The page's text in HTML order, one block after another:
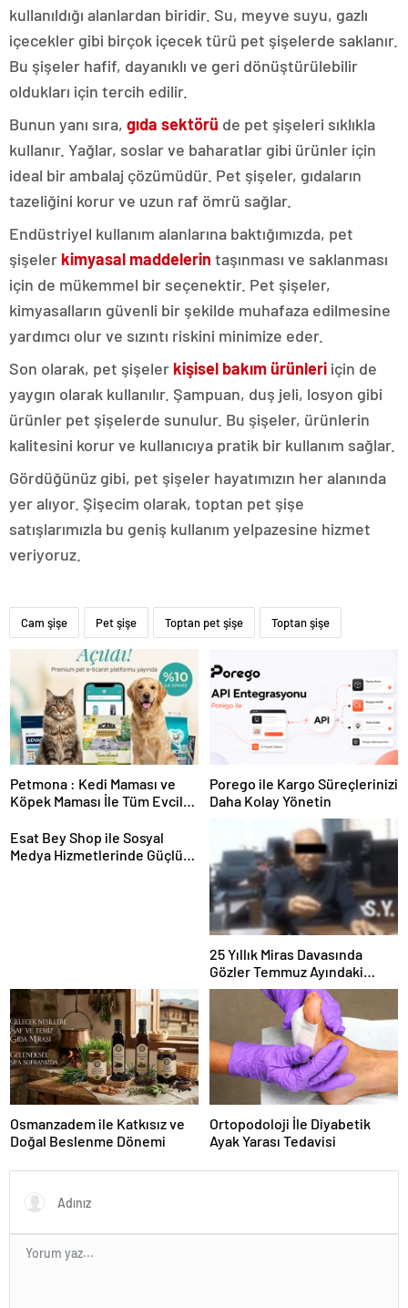
kullanıldığı alanlardan biridir. Su, meyve suyu, gazlı
içecekler gibi birçok içecek türü pet şişelerde saklanır.
Bu şişeler hafif, dayanıklı ve geri dönüştürülebilir
oldukları için tercih edilir.
Bunun yanı sıra, gıda sektörü de pet şişeleri sıklıkla
kullanır. Yağlar, soslar ve baharatlar gibi ürünler için
ideal bir ambalaj çözümüdür. Pet şişeler, gıdaların
tazeliğini korur ve uzun raf ömrü sağlar.
Endüstriyel kullanım alanlarına baktığımızda, pet
şişeler kimyasal maddelerin taşınması ve saklanması
için de mükemmel bir seçenektir. Pet şişeler,
kimyasalların güvenli bir şekilde muhafaza edilmesine
yardımcı olur ve sızıntı riskini minimize eder.
Son olarak, pet şişeler kişisel bakım ürünleri için de
yaygın olarak kullanılır. Şampuan, duş jeli, losyon gibi
ürünler pet şişelerde sunulur. Bu şişeler, ürünlerin
kalitesini korur ve kullanıcıya pratik bir kullanım sağlar.
Gördüğünüz gibi, pet şişeler hayatımızın her alanında
yer alıyor. Şişecim olarak, toptan pet şişe
satışlarımızla bu geniş kullanım yelpazesine hizmet
veriyoruz.
Cam şişe Pet şişe Toptan pet şişe Toptan şişe
Petmona : Kedi Maması ve
Köpek Maması İle Tüm Evcil
Porego ile Kargo Süreçlerinizi
Daha Kolay Yönetin
Esat Bey Shop ile Sosyal
Medya Hizmetlerinde Güçlü
25 Yıllık Miras Davasında
Gözler Temmuz Ayındaki
Karar Duruşmasına Çevrildi
Osmanzadem ile Katkısız ve
Doğal Beslenme Dönemi
Ortopodoloji İle Diyabetik
Ayak Yarası Tedavisi